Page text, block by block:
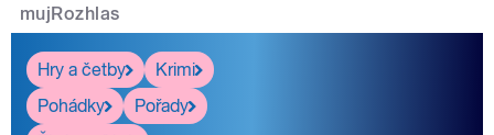
mujRozhlas
Hry a četby
Krimi
Pohádky
Pořady